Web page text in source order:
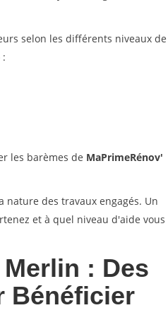
selon les différents niveaux de
les barèmes de MaPrimeRénov'
des travaux engagés. Un
et à quel niveau d'aide vous
: Des
Bénéficier